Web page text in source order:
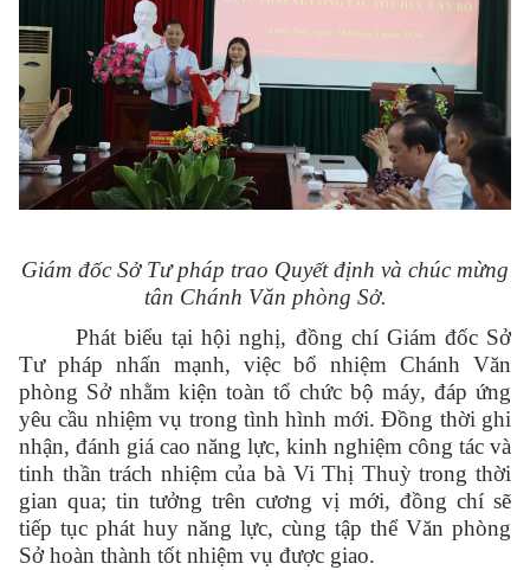
Giám đốc Sở Tư pháp trao Quyết định và chúc mừng
tân Chánh Văn phòng Sở.
Phát biểu tại hội nghị, đồng chí Giám đốc Sở
Tư pháp nhấn mạnh, việc bổ nhiệm Chánh Văn
phòng Sở nhằm kiện toàn tổ chức bộ máy, đáp ứng
yêu cầu nhiệm vụ trong tình hình mới. Đồng thời ghi
nhận, đánh giá cao năng lực, kinh nghiệm công tác và
tinh thần trách nhiệm của bà Vi Thị Thuỳ trong thời
gian qua; tin tưởng trên cương vị mới, đồng chí sẽ
tiếp tục phát huy năng lực, cùng tập thể Văn phòng
Sở hoàn thành tốt nhiệm vụ được giao.